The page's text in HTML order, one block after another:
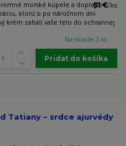
morské kúpele a doprajte
ktorú si po náročnom dni
krém zahalí vaše telo do ochrannej
51 €/ks
Na sklade 3 ks
Pridať do košíka
Tatiany – srdce ajurvédy